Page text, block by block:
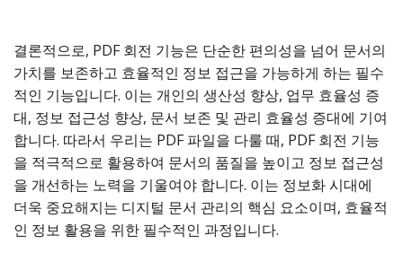
결론적으로, PDF 회전 기능은 단순한 편의성을 넘어 문서의
가치를 보존하고 효율적인 정보 접근을 가능하게 하는 필수
적인 기능입니다. 이는 개인의 생산성 향상, 업무 효율성 증
대, 정보 접근성 향상, 문서 보존 및 관리 효율성 증대에 기여
합니다. 따라서 우리는 PDF 파일을 다룰 때, PDF 회전 기능
을 적극적으로 활용하여 문서의 품질을 높이고 정보 접근성
을 개선하는 노력을 기울여야 합니다. 이는 정보화 시대에
더욱 중요해지는 디지털 문서 관리의 핵심 요소이며, 효율적
인 정보 활용을 위한 필수적인 과정입니다.